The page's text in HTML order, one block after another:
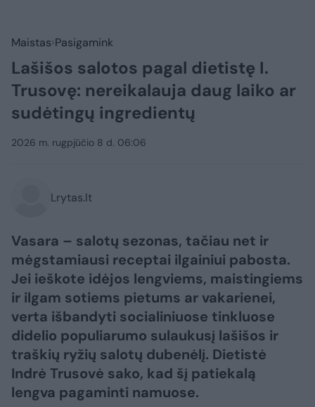
Maistas Pasigamink
Lašišos salotos pagal dietistę I.
Trusovę: nereikalauja daug laiko ar
sudėtingų ingredientų
2026 m. rugpjūčio 8 d. 06:06
Lrytas.lt
Vasara – salotų sezonas, tačiau net ir
mėgstamiausi receptai ilgainiui pabosta.
Jei ieškote idėjos lengviems, maistingiems
ir ilgam sotiems pietums ar vakarienei,
verta išbandyti socialiniuose tinkluose
didelio populiarumo sulaukusį lašišos ir
traškių ryžių salotų dubenėlį. Dietistė
Indrė Trusovė sako, kad šį patiekalą
lengva pagaminti namuose.